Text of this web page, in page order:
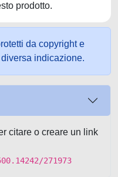
prodotto.
da copyright e
indicazione.
citare o creare un link
271973